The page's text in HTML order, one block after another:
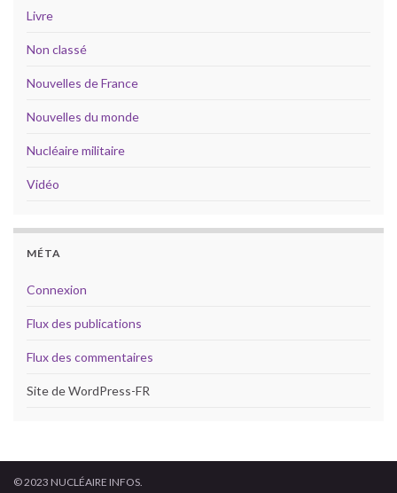
Livre
Non classé
Nouvelles de France
Nouvelles du monde
Nucléaire militaire
Vidéo
MÉTA
Connexion
Flux des publications
Flux des commentaires
Site de WordPress-FR
© 2023 NUCLÉAIRE INFOS.